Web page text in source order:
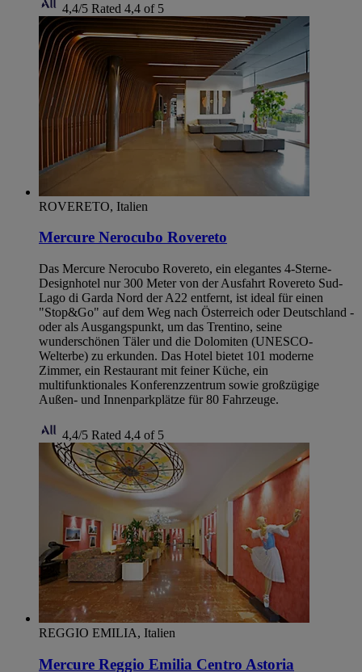
4,4/5 Rated 4,4 of 5
ROVERETO, Italien
Mercure Nerocubo Rovereto
Das Mercure Nerocubo Rovereto, ein elegantes 4-Sterne-
Designhotel nur 300 Meter von der Ausfahrt Rovereto Sud-
Lago di Garda Nord der A22 entfernt, ist ideal für einen
"Stop&Go" auf dem Weg nach Österreich oder Deutschland -
oder als Ausgangspunkt, um das Trentino, seine
wunderschönen Täler und die Dolomiten (UNESCO-
Welterbe) zu erkunden. Das Hotel bietet 101 moderne
Zimmer, ein Restaurant mit feiner Küche, ein
multifunktionales Konferenzzentrum sowie großzügige
Außen- und Innenparkplätze für 80 Fahrzeuge.
4,4/5 Rated 4,4 of 5
REGGIO EMILIA, Italien
Mercure Reggio Emilia Centro Astoria